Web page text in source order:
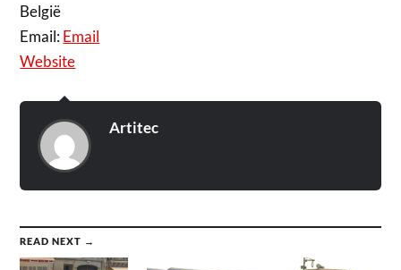
België
Email:Email
Website
Artitec
READ NEXT →